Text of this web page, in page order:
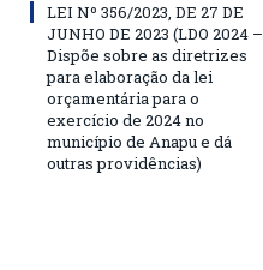
LEI Nº 356/2023, DE 27 DE
JUNHO DE 2023 (LDO 2024 –
Dispõe sobre as diretrizes
para elaboração da lei
orçamentária para o
exercício de 2024 no
município de Anapu e dá
outras providências)